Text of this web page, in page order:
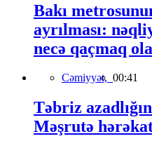
Bakı
ayrılması:
necə qaçmaq
Cəmiyyət, 00:41
Təbriz
Məşrutə